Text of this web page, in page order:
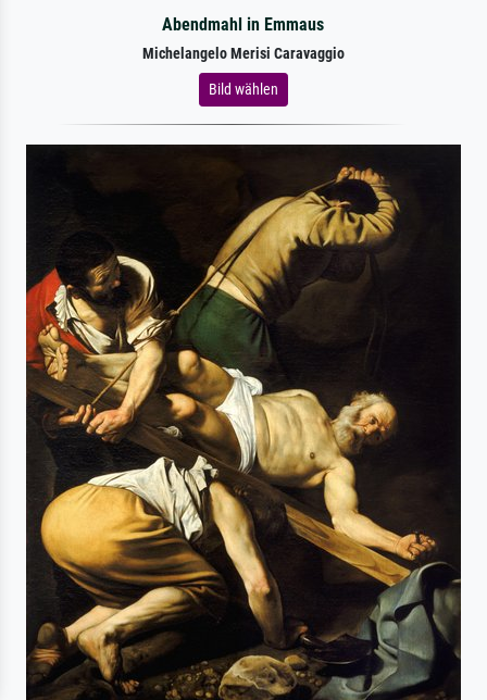
Abendmahl in Emmaus
Michelangelo Merisi Caravaggio
Bild wählen